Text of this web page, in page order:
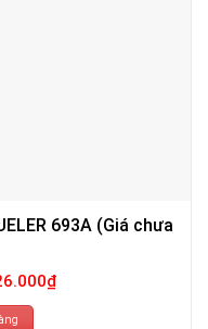
693A (Giá chưa
₫Giá
hiện